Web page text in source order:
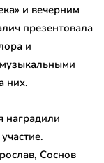
и вечерним
презентовала
и
них.
наградили
Соснов